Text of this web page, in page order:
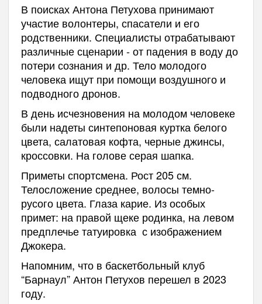
В поисках Антона Петухова принимают
участие волонтеры, спасатели и его
родственники. Специалисты отрабатывают
различные сценарии - от падения в воду до
потери сознания и др. Тело молодого
человека ищут при помощи воздушного и
подводного дронов.
В день исчезновения на молодом человеке
были надеты синтепоновая куртка белого
цвета, салатовая кофта, черные джинсы,
кроссовки. На голове серая шапка.
Приметы спортсмена. Рост 205 см.
Телосложение среднее, волосы темно-
русого цвета. Глаза карие. Из особых
примет: на правой щеке родинка, на левом
предплечье татуировка с изображением
Джокера.
Напомним, что в баскетбольный клуб
“Барнаул” Антон Петухов перешел в 2023
году.